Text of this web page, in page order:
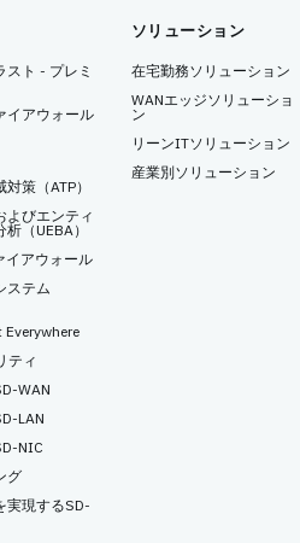
スト - プレミ
イアウォール
策（ATP）
よびエンティ
（UEBA）
イアウォール
ステム
Everywhere
ティ
WAN
LAN
NIC
グ
実現するSD-
ソリューション
在宅勤務ソリューション
WANエッジソリューショ
ン
リーンITソリューション
産業別ソリューション